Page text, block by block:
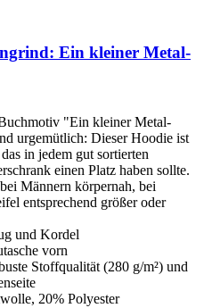
Ein kleiner Metal-
"Ein kleiner Metal-
urgemütlich: Dieser Hoodie ist
in jedem gut sortierten
einen Platz haben sollte.
Männern körpernah, bei
entsprechend größer oder
und Kordel
vorn
Stoffqualität (280 g/m²) und
20% Polyester